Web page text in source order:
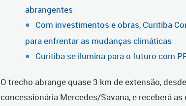
abrangentes
Com investimentos e obras, Curitiba
para enfrentar as mudanças climáticas
Curitiba se ilumina para o futuro com
O trecho abrange quase 3 km de extensão,
concessionária Mercedes/Savana, e receberá